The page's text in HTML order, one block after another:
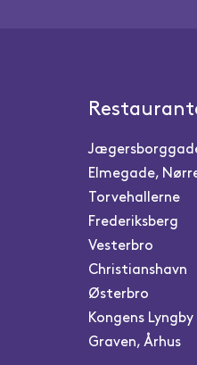
Elmegade,
Torvehallerne
Frederiksberg
Vesterbro
Christianshavn
Østerbro
Kongens Lyngby
Graven, Århus